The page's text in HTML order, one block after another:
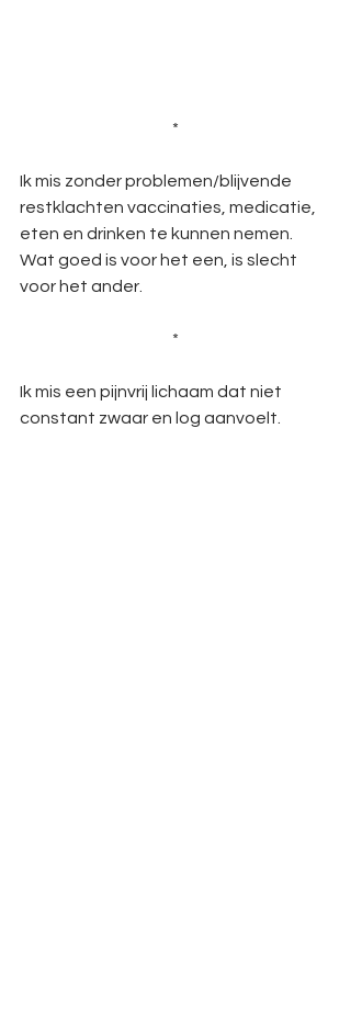
*
Ik mis zonder problemen/blijvende
restklachten vaccinaties, medicatie,
eten en drinken te kunnen nemen.
Wat goed is voor het een, is slecht
voor het ander.
*
Ik mis een pijnvrij lichaam dat niet
constant zwaar en log aanvoelt.